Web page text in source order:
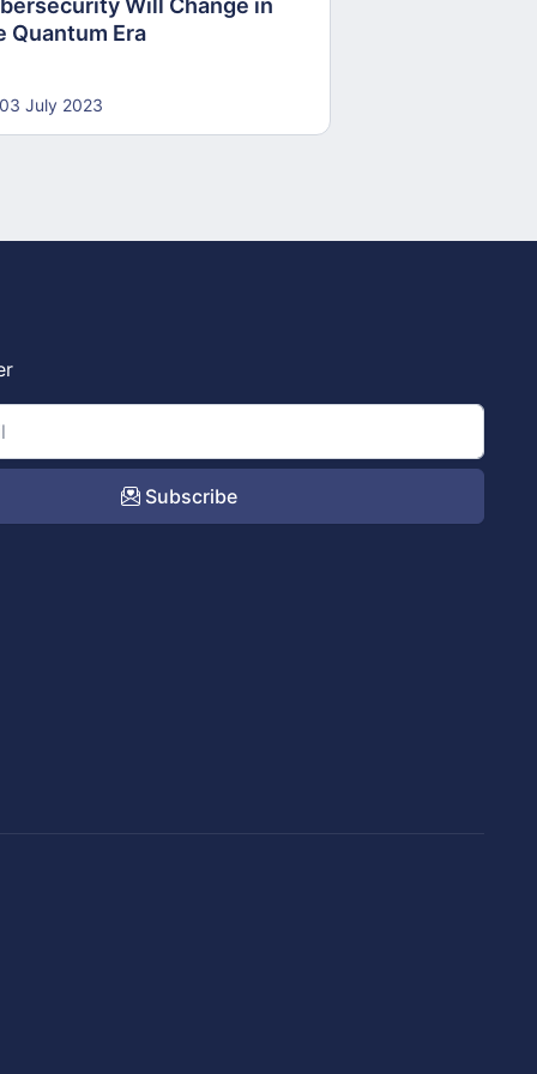
Will Change in
Quantum Era
03 July 2023
Subscribe